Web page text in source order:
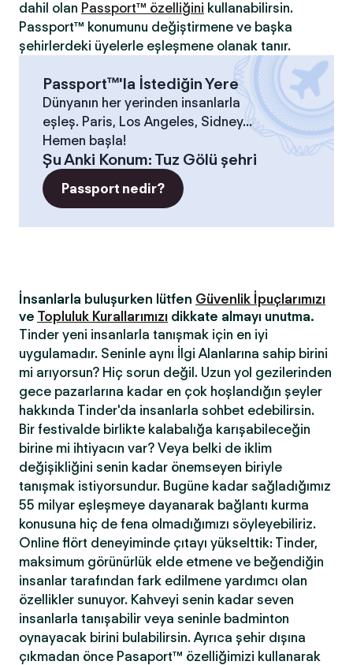
dahil olan Passport™ özelliğini kullanabilirsin.
Passport™ konumunu değiştirmene ve başka
şehirlerdeki üyelerle eşleşmene olanak tanır.
Passport™'la İstediğin Yere
Dünyanın her yerinden insanlarla
eşleş. Paris, Los Angeles, Sidney...
Hemen başla!
Şu Anki Konum: Tuz Gölü şehri
Passport nedir?
İnsanlarla buluşurken lütfen Güvenlik İpuçlarımızı
ve Topluluk Kurallarımızı dikkate almayı unutma.
Tinder yeni insanlarla tanışmak için en iyi
uygulamadır. Seninle aynı İlgi Alanlarına sahip birini
mi arıyorsun? Hiç sorun değil. Uzun yol gezilerinden
gece pazarlarına kadar en çok hoşlandığın şeyler
hakkında Tinder'da insanlarla sohbet edebilirsin.
Bir festivalde birlikte kalabalığa karışabileceğin
birine mi ihtiyacın var? Veya belki de iklim
değişikliğini senin kadar önemseyen biriyle
tanışmak istiyorsundur. Bugüne kadar sağladığımız
55 milyar eşleşmeye dayanarak bağlantı kurma
konusuna hiç de fena olmadığımızı söyleyebiliriz.
Online flört deneyiminde çıtayı yükselttik: Tinder,
maksimum görünürlük elde etmene ve beğendiğin
insanlar tarafından fark edilmene yardımcı olan
özellikler sunuyor. Kahveyi senin kadar seven
insanlarla tanışabilir veya seninle badminton
oynayacak birini bulabilirsin. Ayrıca şehir dışına
çıkmadan önce Pasaport™ özelliğimizi kullanarak